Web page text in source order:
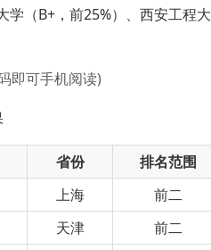
学（B+，前25%）、西安工程大
即可手机阅读)
省份
排名范围
上海
前二
天津
前二